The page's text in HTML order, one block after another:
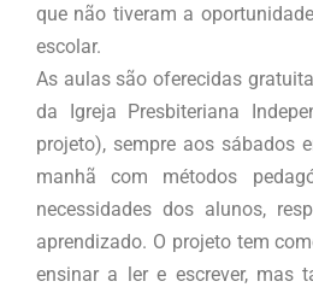
que não tiveram a
escolar.
As aulas são oferecidas
da Igreja Presbiteriana
projeto), sempre aos sábados
manhã com métodos
necessidades dos alunos,
aprendizado. O projeto tem
ensinar a ler e escrever, mas